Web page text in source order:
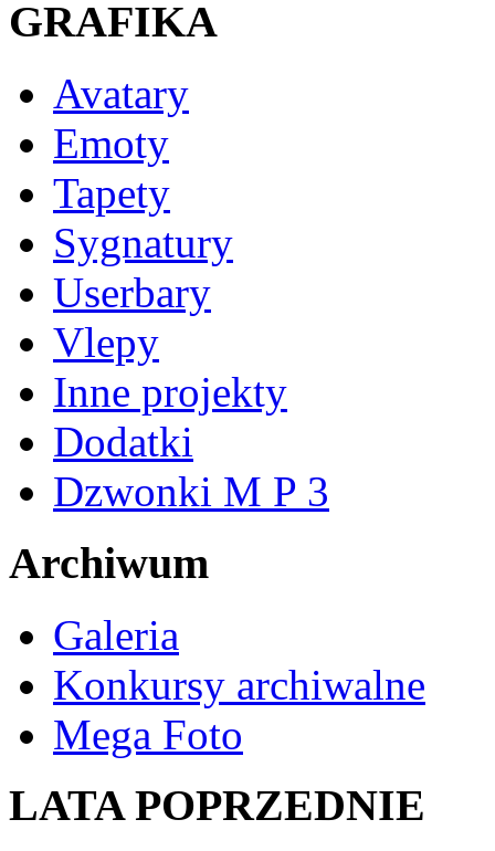
GRAFIKA
Avatary
Emoty
Tapety
Sygnatury
Userbary
Vlepy
Inne projekty
Dodatki
Dzwonki M P 3
Archiwum
Galeria
Konkursy archiwalne
Mega Foto
LATA POPRZEDNIE